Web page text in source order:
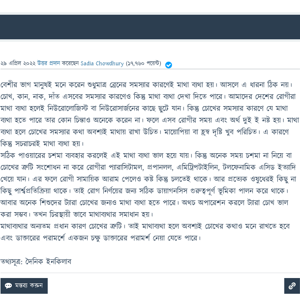
29 এপ্রিল 2022 উত্তর প্রদান করেছেনSadia Chowdhury (17,760 পয়েন্ট)
বেশীর ভাগ মানুষই মনে করেন শুধুমাত্র ব্রেনের সমস্যার কারণেই মাথা ব্যথা হয়। আসলে এ ধারনা ঠিক নয়।
চোখ, কান, নাক, দাঁত এসবের সমস্যার কারণেও কিন্তু মাথা ব্যথা দেখা দিতে পারে। আমাদের দেশের রোগীরা
মাথা ব্যথা হলেই নিউরোলোজিস্ট বা নিউরোসার্জনের কাছে ছুটে যান। কিন্তু চোখের সমস্যার কারণে যে মাথা
ব্যথা হতে পারে তার কোন চিন্তাও অনেকে করেন না। ফলে এসব রোগীর সময় এবং অর্থ দুই ই নষ্ট হয়। মাথা
ব্যথা হলে চোখের সমস্যার কথা অবশ্যই মাথায় রাখা উচিত। মায়োপিয়া বা হ্রস্ব দৃষ্টি খুব পরিচিত। এ কারণে
কিন্তু সচরাচরই মাথা ব্যথা হয়।
সঠিক পাওয়ারের চশমা ব্যবহার করলেই এই মাথা ব্যথা ভাল হয়ে যায়। কিন্তু অনেক সময় চশমা না নিয়ে বা
চোখের ত্রুটি সংশোধন না করে রোগীরা প্যারাসিটামল, প্রপানলল, এমিট্রিপটাইলিন, টলফেনামিক এসিড ইত্যাদি
খেয়ে যান। এর ফলে রোগী সামায়িক আরাম পেলেও কষ্ট কিন্তু চলতেই থাকে। আর প্রত্যেক ওষুধেরই কিছু না
কিছু পার্শ্বপ্রতিক্রিয়া থাকে। তাই রোগ নির্ণয়ের জন্য সঠিক ডায়াগনসিস গুরুত্বপূর্ণ ভূমিকা পালন করে থাকে।
আবার অনেক শিশুদের ট্যারা চোখের জন্যও মাথা ব্যথা হতে পারে। অথচ অপারেশন করলে ট্যারা চোখ ভাল
করা সম্ভব। তখন চিরস্থায়ী ভাবে মাথাব্যথার সমাধান হয়।
মাথাব্যথার অন্যতম প্রধান কারণ চোখের ত্রুটি। তাই মাথাব্যথা হলে অবশ্যই চোখের কথাও মনে রাখতে হবে
এবং ডাক্তারের পরামর্শে একজন চক্ষু ডাক্তারের পরামর্শ নেয়া যেতে পারে।
তথ্যসূত্র: দৈনিক ইনকিলাব